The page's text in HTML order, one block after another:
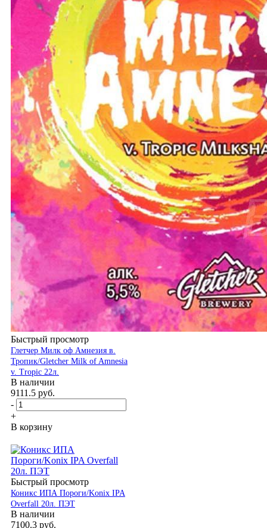
Быстрый просмотр
Глетчер Милк оф Амнезия в.
Тропик/Gletcher Milk of Amnesia
v. Tropic 22л.
В наличии
9111.5 руб.
-
+
В корзину
Быстрый просмотр
Коникс ИПА Пороги/Konix IPA
Overfall 20л. ПЭТ
В наличии
7100.3 руб.